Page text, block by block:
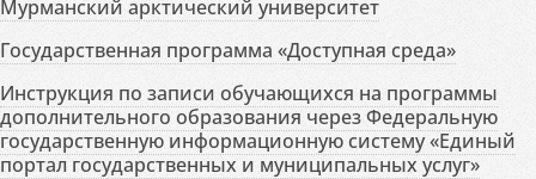
Мурманский арктический университет
Государственная программа «Доступная среда»
Инструкция по записи обучающихся на программы
дополнительного образования через Федеральную
государственную информационную систему «Единый
портал государственных и муниципальных услуг»